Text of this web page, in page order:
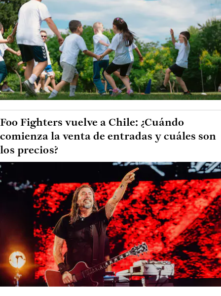
Foo Fighters vuelve a Chile: ¿Cuándo
comienza la venta de entradas y cuáles son
los precios?